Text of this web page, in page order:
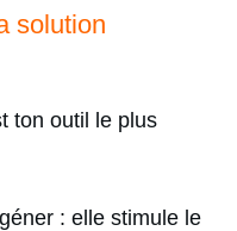
solution
ton outil le plus
: elle stimule le